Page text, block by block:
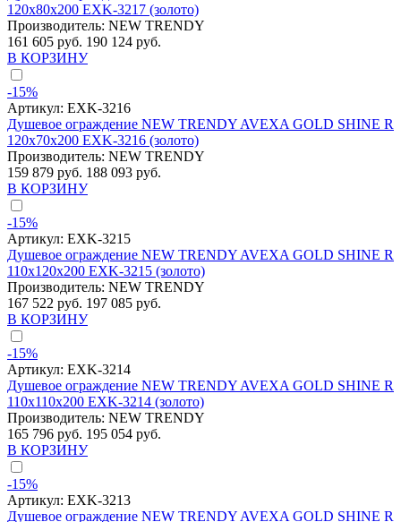
120x80x200 EXK-3217 (золото)
Производитель: NEW TRENDY
161 605 руб. 190 124 руб.
В КОРЗИНУ
-15%
Артикул: EXK-3216
Душевое ограждение NEW TRENDY AVEXA GOLD SHINE R
120x70x200 EXK-3216 (золото)
Производитель: NEW TRENDY
159 879 руб. 188 093 руб.
В КОРЗИНУ
-15%
Артикул: EXK-3215
Душевое ограждение NEW TRENDY AVEXA GOLD SHINE R
110x120x200 EXK-3215 (золото)
Производитель: NEW TRENDY
167 522 руб. 197 085 руб.
В КОРЗИНУ
-15%
Артикул: EXK-3214
Душевое ограждение NEW TRENDY AVEXA GOLD SHINE R
110x110x200 EXK-3214 (золото)
Производитель: NEW TRENDY
165 796 руб. 195 054 руб.
В КОРЗИНУ
-15%
Артикул: EXK-3213
Душевое ограждение NEW TRENDY AVEXA GOLD SHINE R